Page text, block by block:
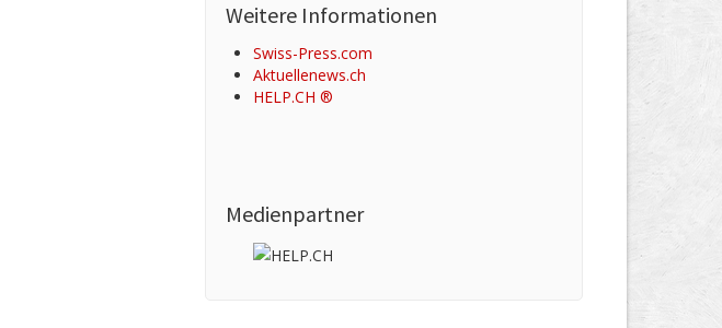
Weitere Informationen
Swiss-Press.com
Aktuellenews.ch
HELP.CH ®
Medienpartner